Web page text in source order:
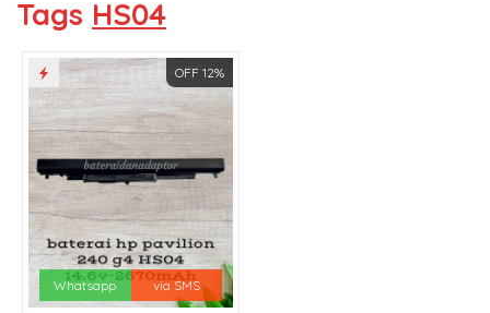
Tags HS04
OFF 12%
Whatsapp via SMS